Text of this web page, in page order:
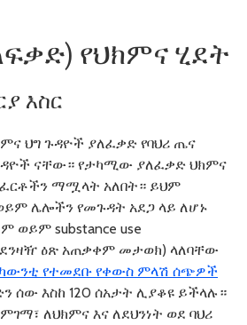
የህክምና ሂደት
እስር
ህግ ጉዳዮች ያለፈቃድ የባህሪ ጤና
ናቸው። የታካሚው ያለፈቃድ ህክምና
ማሟላት አለበት። ይህም
ሌሎችን የመጉዳት አደጋ ላይ ለሆኑ
ወይም substance use
ዕጽ አጠቃቀም መታወክ) ላለባቸው
ካውንቲ የተመደቡ የቀውስ ምላሽ ሰጭዎች
ሰው እስከ 120 ሰአታት ሊያቆዩ ይችላሉ።
ለህክምና እና ለደህንነት ወደ ባህሪ